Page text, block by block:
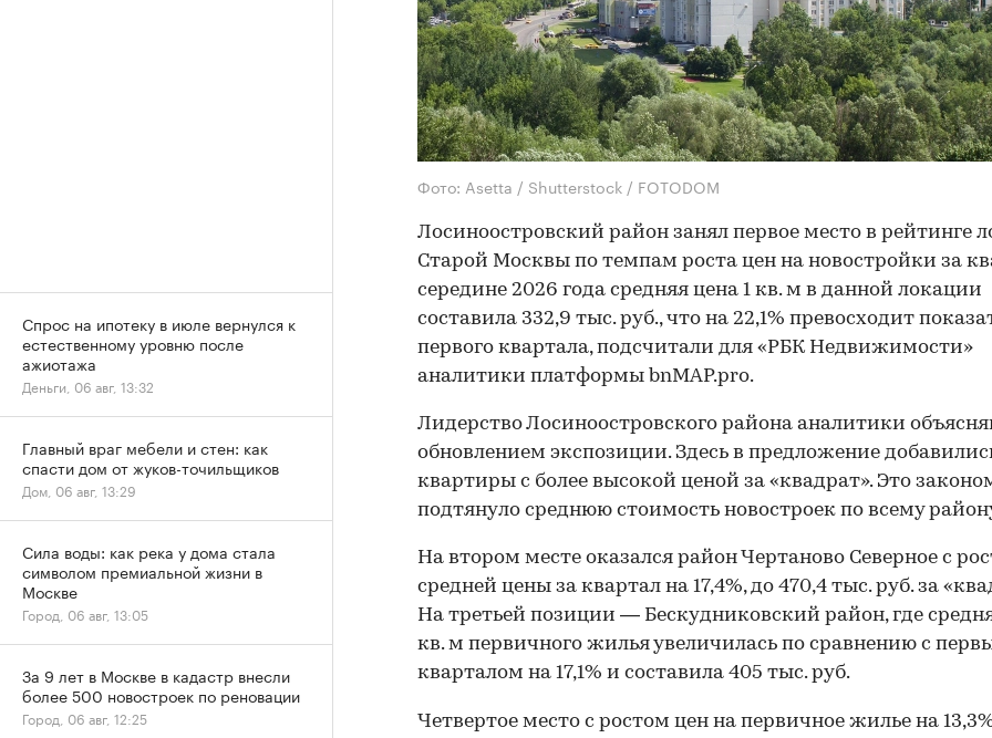
Фото: Asetta / Shutterstock / FOTODOM
Лосиноостровский район занял первое место в рейтинге
Старой Москвы по темпам роста цен на новостройки за
середине 2026 года средняя цена 1 кв. м в данной локации
составила 332,9 тыс. руб., что на 22,1% превосходит
первого квартала, подсчитали для «РБК Недвижимости»
аналитики платформы bnMAP.pro.
Лидерство Лосиноостровского района аналитики
обновлением экспозиции. Здесь в предложение
квартиры с более высокой ценой за «квадрат». Это
подтянуло среднюю стоимость новостроек по всему
На втором месте оказался район Чертаново Северное с
средней цены за квартал на 17,4%, до 470,4 тыс. руб. за
На третьей позиции — Бескудниковский район, где
кв. м первичного жилья увеличилась по сравнению с
кварталом на 17,1% и составила 405 тыс. руб.
Четвертое место с ростом цен на первичное жилье на
Спрос на ипотеку в июле вернулся к
естественному уровню после
ажиотажа
Деньги, 06 авг, 13:32
Главный враг мебели и стен: как
спасти дом от жуков-точильщиков
Дом, 06 авг, 13:29
Сила воды: как река у дома стала
символом премиальной жизни в
Москве
Город, 06 авг, 13:05
За 9 лет в Москве в кадастр внесли
более 500 новостроек по реновации
Город, 06 авг, 12:25